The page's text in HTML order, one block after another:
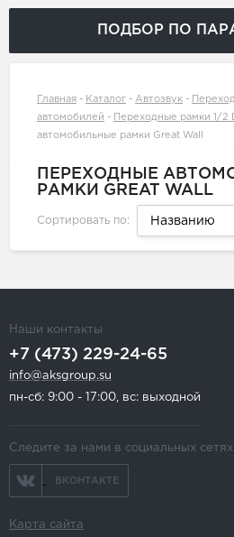
ПОДБОР ПО
Главная - Каталог - Автозвук -
автомобилей - Переходные рамки 1/2
автомобильные рамки Great Wall
ПЕРЕХОДНЫЕ
РАМКИ GREAT WALL
Сортировать по: Названию
Наши контакты
+7 (473) 229-24-65
info@aksgroup.su
пн-сб: 9:00 - 17:00, вс: выходной
Следите за нами в социальных сетях:
ВКОНТАКТЕ
Карта сайта